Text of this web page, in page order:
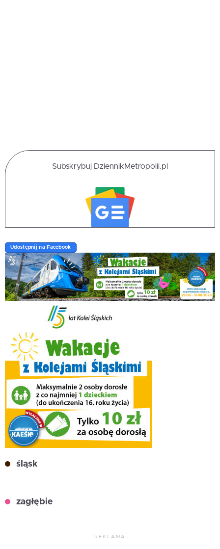
Subskrybuj DziennikMetropolii.pl
Udostępnij na Facebook
śląsk
zagłębie
REKLAMA